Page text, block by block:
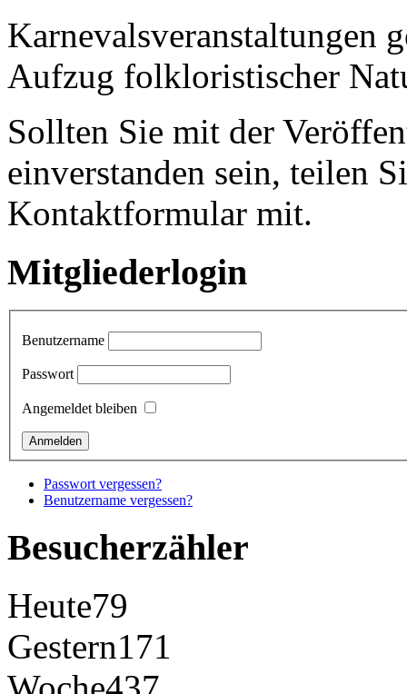
Karnevalsveranstaltungen
Aufzug folkloristischer
Sollten Sie mit der
einverstanden sein, teilen
Kontaktformular mit.
Mitgliederlogin
Benutzername
Passwort
Angemeldet bleiben
Passwort vergessen?
Benutzername vergessen?
Besucherzähler
Heute79
Gestern171